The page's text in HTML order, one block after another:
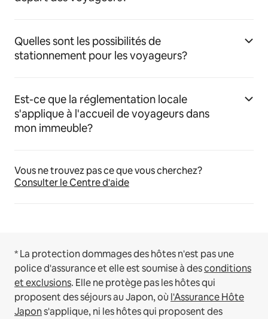
Quelles sont les possibilités de
stationnement pour les voyageurs?
Est-ce que la réglementation locale
s'applique à l'accueil de voyageurs dans
mon immeuble?
Vous ne trouvez pas ce que vous cherchez?
Consulter le Centre d'aide
* La protection dommages des hôtes n'est pas une
police d'assurance et elle est soumise à desconditions
et exclusions. Elle ne protège pas les hôtes qui
proposent des séjours au Japon, où l'Assurance Hôte
Japons'applique, ni les hôtes qui proposent des